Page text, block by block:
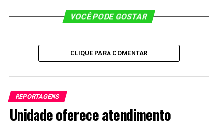
“Essa é uma agenda que o nosso governo preza muito. O
combate à corrupção é um tema importantíssimo, e
temática. É uma honra o Governo do Distrito Federal,
por ser a capital da República, receber representantes
queremos chegar, analisando quais foram os avanços que
conseguimos e quais são as melhores práticas para
acabar com a corrupção.”
VOCÊ PODE GOSTAR
CLIQUE PARA COMENTAR
REPORTAGENS
Unidade oferece atendimento